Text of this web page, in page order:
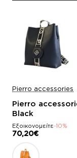
Pierro accessories
Pierro
Black
Εξοικονομείτε-10%
70,20€